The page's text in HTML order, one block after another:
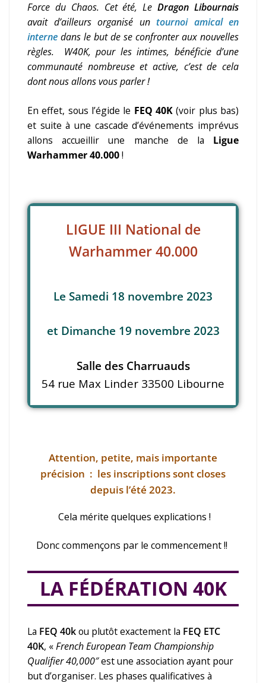
Force du Chaos. Cet été, Le Dragon Libournais
avait d’ailleurs organisé un tournoi amical en
interne dans le but de se confronter aux nouvelles
règles.
W40K, pour les intimes, bénéficie d’une
communauté nombreuse et active, c’est de cela
dont nous allons vous parler !
En effet, sous l’égide le FEQ 40K (voir plus bas)
et suite à une cascade d’événements imprévus
allons accueillir une manche de la Ligue
Warhammer 40.000!
LIGUE III National de
Warhammer 40.000
Le Samedi 18 novembre 2023
et Dimanche 19 novembre 2023
Salle des Charruauds
54 rue Max Linder 33500 Libourne
Attention, petite, mais importante
précision : les inscriptions sont closes
depuis l’été 2023.
Cela mérite quelques explications !
Donc commençons par le commencement !!
LA FÉDÉRATION 40K
La FEQ 40kou plutôt exactement la FEQ ETC
40K, «French European Team Championship
Qualifier 40,000″est une association ayant pour
but d’organiser. Les phases qualificatives à